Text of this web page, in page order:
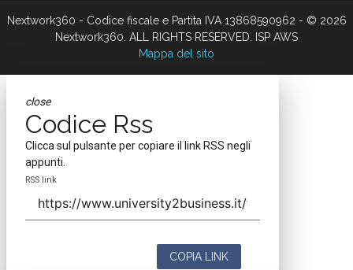
Nextwork360 - Codice fiscale e Partita IVA 13868590962 - © 2026
Nextwork360. ALL RIGHTS RESERVED. ISP AWS
Mappa del sito
close
Codice Rss
Clicca sul pulsante per copiare il link RSS negli
appunti.
RSS link
COPIA LINK